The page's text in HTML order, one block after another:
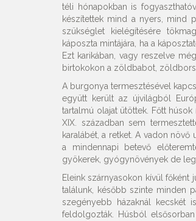
téli hónapokban is
készítettek mind a nyers, mind
szükséglet kielégítésére
káposzta mintájára, ha a
Ezt karikában, vagy reszelve
birtokokon a zöldbabot,
A burgonya termesztésével
együtt került az újvilágból
tartalmú olajat ütöttek. Főtt
XIX. században sem
karalábét, a retket. A vadon
a mindennapi betevő
gyökerek, gyógynövények de
Eleink szárnyasokon kívül főként
találunk, később szinte minden
szegényebb házaknál kecskét
feldolgozták. Húsból